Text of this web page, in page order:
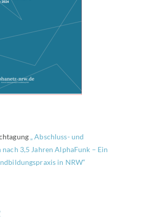
„ Abschluss- und
3,5 Jahren AlphaFunk – Ein
in NRW“